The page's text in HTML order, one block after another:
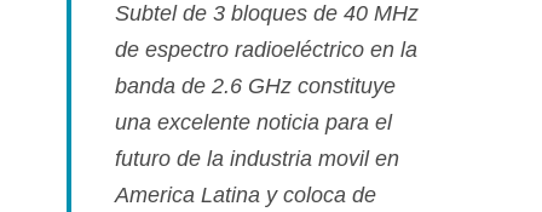
Subtel de 3 bloques de 40 MHz
de espectro radioeléctrico en la
banda de 2.6 GHz constituye
una excelente noticia para el
futuro de la industria movil en
America Latina y coloca de